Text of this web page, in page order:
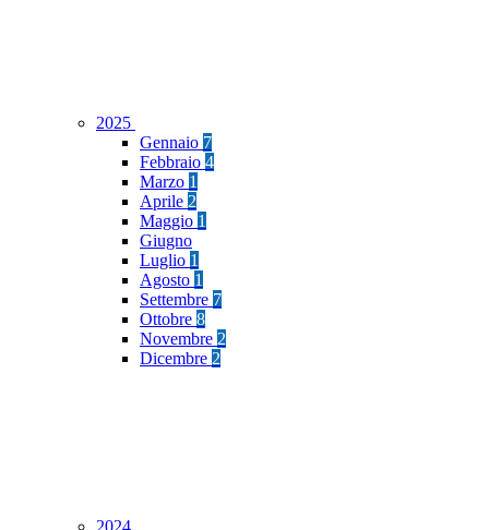
2025
Gennaio 7
Febbraio 4
Marzo 1
Aprile 2
Maggio 1
Giugno
Luglio 1
Agosto 1
Settembre 7
Ottobre 8
Novembre 2
Dicembre 2